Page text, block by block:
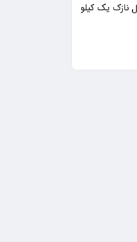
نازک یک کیلو